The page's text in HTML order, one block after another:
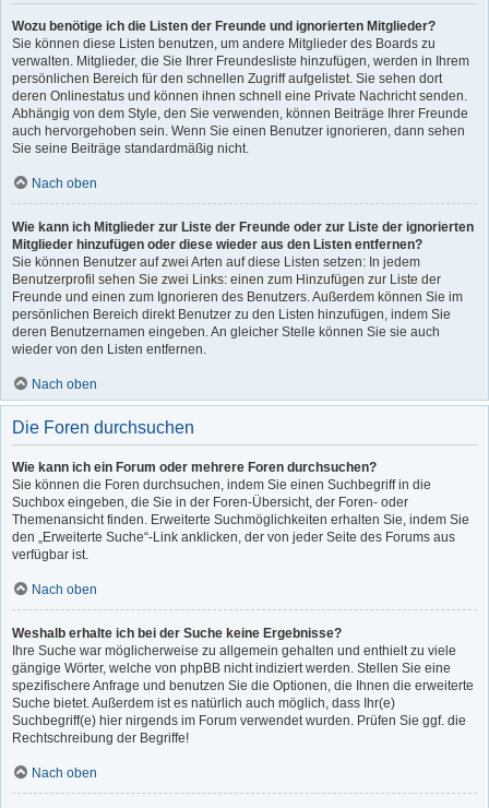
Wozu benötige ich die Listen der Freunde und ignorierten Mitglieder?
Sie können diese Listen benutzen, um andere Mitglieder des Boards zu
verwalten. Mitglieder, die Sie Ihrer Freundesliste hinzufügen, werden in Ihrem
persönlichen Bereich für den schnellen Zugriff aufgelistet. Sie sehen dort
deren Onlinestatus und können ihnen schnell eine Private Nachricht senden.
Abhängig von dem Style, den Sie verwenden, können Beiträge Ihrer Freunde
auch hervorgehoben sein. Wenn Sie einen Benutzer ignorieren, dann sehen
Sie seine Beiträge standardmäßig nicht.
Nach oben
Wie kann ich Mitglieder zur Liste der Freunde oder zur Liste der ignorierten
Mitglieder hinzufügen oder diese wieder aus den Listen entfernen?
Sie können Benutzer auf zwei Arten auf diese Listen setzen: In jedem
Benutzerprofil sehen Sie zwei Links: einen zum Hinzufügen zur Liste der
Freunde und einen zum Ignorieren des Benutzers. Außerdem können Sie im
persönlichen Bereich direkt Benutzer zu den Listen hinzufügen, indem Sie
deren Benutzernamen eingeben. An gleicher Stelle können Sie sie auch
wieder von den Listen entfernen.
Nach oben
Die Foren durchsuchen
Wie kann ich ein Forum oder mehrere Foren durchsuchen?
Sie können die Foren durchsuchen, indem Sie einen Suchbegriff in die
Suchbox eingeben, die Sie in der Foren-Übersicht, der Foren- oder
Themenansicht finden. Erweiterte Suchmöglichkeiten erhalten Sie, indem Sie
den „Erweiterte Suche“-Link anklicken, der von jeder Seite des Forums aus
verfügbar ist.
Nach oben
Weshalb erhalte ich bei der Suche keine Ergebnisse?
Ihre Suche war möglicherweise zu allgemein gehalten und enthielt zu viele
gängige Wörter, welche von phpBB nicht indiziert werden. Stellen Sie eine
spezifischere Anfrage und benutzen Sie die Optionen, die Ihnen die erweiterte
Suche bietet. Außerdem ist es natürlich auch möglich, dass Ihr(e)
Suchbegriff(e) hier nirgends im Forum verwendet wurden. Prüfen Sie ggf. die
Rechtschreibung der Begriffe!
Nach oben